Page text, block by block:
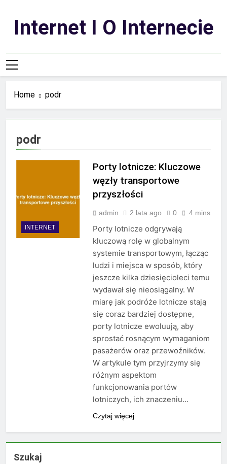
contentInternet I O Internecie
Home podr
podr
INTERNET
Porty lotnicze: Kluczowe
węzły transportowe
przyszłości
admin 2 lata ago 0 4 mins
Porty lotnicze odgrywają
kluczową rolę w globalnym
systemie transportowym, łącząc
ludzi i miejsca w sposób, który
jeszcze kilka dziesięcioleci temu
wydawał się nieosiągalny. W
miarę jak podróże lotnicze stają
się coraz bardziej dostępne,
porty lotnicze ewoluują, aby
sprostać rosnącym wymaganiom
pasażerów oraz przewoźników.
W artykule tym przyjrzymy się
różnym aspektom
funkcjonowania portów
lotniczych, ich znaczeniu…
Czytaj więcej
Szukaj